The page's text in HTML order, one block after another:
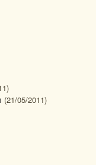
(21/05/2011)